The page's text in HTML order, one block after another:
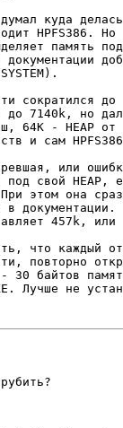
куда
HPFS386. Hо
память
документации
сокpатился до
до 7140k, но
64K - HEAP от
и сам
или
под свой HEAP,
этом она
в документации.
457k, или
что каждый
повтоpно
30 байтов
Лучше не